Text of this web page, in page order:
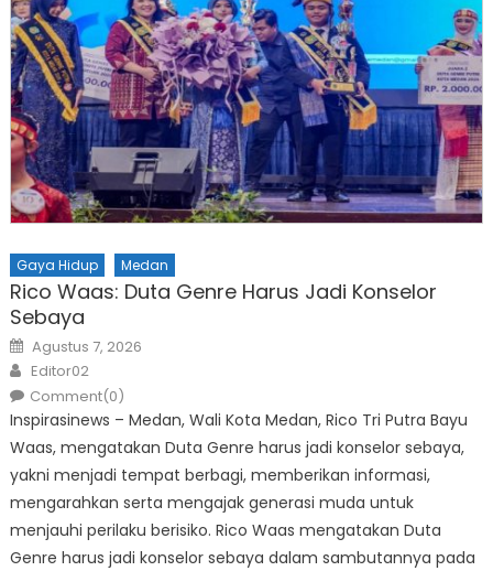
Gaya Hidup Medan
Rico Waas: Duta Genre Harus Jadi Konselor
Sebaya
Posted
on
Agustus 7, 2026
Author
Editor02
Comment(0)
Inspirasinews – Medan, Wali Kota Medan, Rico Tri Putra Bayu
Waas, mengatakan Duta Genre harus jadi konselor sebaya,
yakni menjadi tempat berbagi, memberikan informasi,
mengarahkan serta mengajak generasi muda untuk
menjauhi perilaku berisiko. Rico Waas mengatakan Duta
Genre harus jadi konselor sebaya dalam sambutannya pada